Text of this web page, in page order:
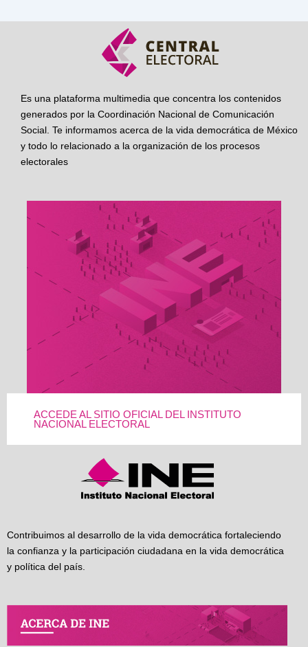
Es una plataforma multimedia que concentra los contenidos
generados por la Coordinación Nacional de Comunicación
Social. Te informamos acerca de la vida democrática de México
y todo lo relacionado a la organización de los procesos
electorales
ACCEDE AL SITIO OFICIAL DEL INSTITUTO
NACIONAL ELECTORAL
Contribuimos al desarrollo de la vida democrática fortaleciendo
la confianza y la participación ciudadana en la vida democrática
y política del país.